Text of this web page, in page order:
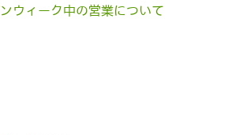
ウィーク中の営業について